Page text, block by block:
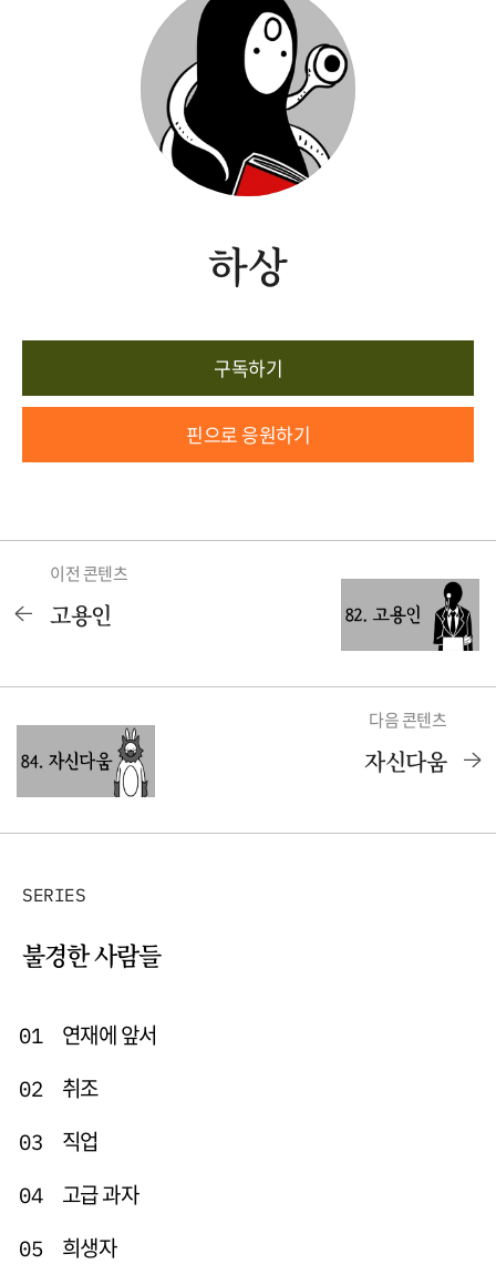
하상
구독하기
핀으로 응원하기
이전 콘텐츠
고용인
다음 콘텐츠
자신다움
SERIES
불경한 사람들
01 연재에 앞서
02 취조
03 직업
04 고급 과자
05 희생자